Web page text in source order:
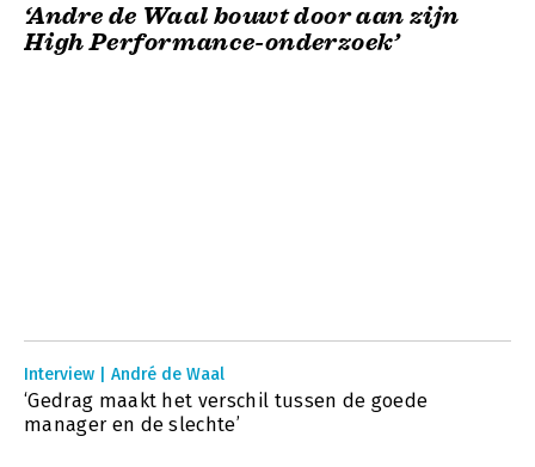
‘Andre de Waal bouwt door aan zijn
High Performance-onderzoek’
Interview | André de Waal
‘Gedrag maakt het verschil tussen de goede
manager en de slechte’